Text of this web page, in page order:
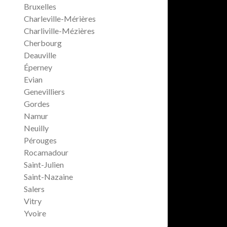
Bruxelles
Charleville-Mérières
Charliville-Mézières
Cherbourg
Deauville
Éperney
Evian
Genevilliers
Gordes
Namur
Neuilly
Pérouges
Rocamadour
Saint-Julien
Saint-Nazaine
Salers
Vitry
Yvoire